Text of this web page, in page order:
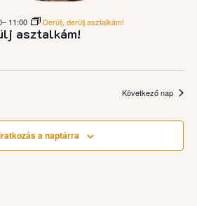
asztalkám!
– 11:00 Derülj, derülj asztalkám!
Következő nap
a naptárra